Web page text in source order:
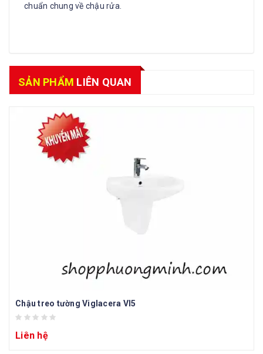
chuẩn chung về chậu rửa.
SẢN PHẨM LIÊN QUAN
Chậu treo tường Viglacera VI5
Liên hệ